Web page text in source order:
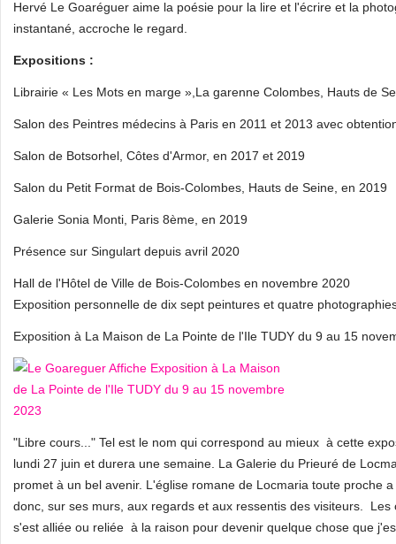
Hervé Le Goaréguer aime la poésie pour la lire et l'écrire et la
instantané, accroche le regard.
Expositions :
Librairie « Les Mots en marge »,La garenne Colombes, Hauts de
Salon des Peintres médecins à Paris en 2011 et 2013 avec
Salon de Botsorhel, Côtes d'Armor, en 2017 et 2019
Salon du Petit Format de Bois-Colombes, Hauts de Seine, en 2019
Galerie Sonia Monti, Paris 8ème, en 2019
Présence sur Singulart depuis avril 2020
Hall de l'Hôtel de Ville de Bois-Colombes en novembre 2020
Exposition personnelle de dix sept peintures et quatre
Exposition à La Maison de La Pointe de l'Ile TUDY du 9 au 15
"Libre cours..." Tel est le nom qui correspond au mieux à cette
lundi 27 juin et durera une semaine. La Galerie du Prieuré de
promet à un bel avenir. L'église romane de Locmaria toute proche
donc, sur ses murs, aux regards et aux ressentis des visiteurs.
s'est alliée ou reliée à la raison pour devenir quelque chose que